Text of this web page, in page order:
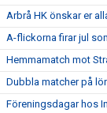
Arbrå HK önskar er
A-flickorna firar jul
Hemmamatch mot
Dubbla matcher på
Föreningsdagar hos